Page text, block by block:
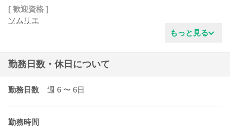
[ 歓迎資格 ]
ソムリエ
もっと見る
勤務日数・休日について
勤務日数 週 6 〜 6日
勤務時間